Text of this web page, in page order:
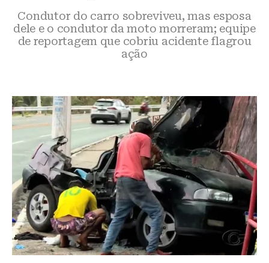
Condutor do carro sobreviveu, mas esposa
dele e o condutor da moto morreram; equipe
de reportagem que cobriu acidente flagrou
ação